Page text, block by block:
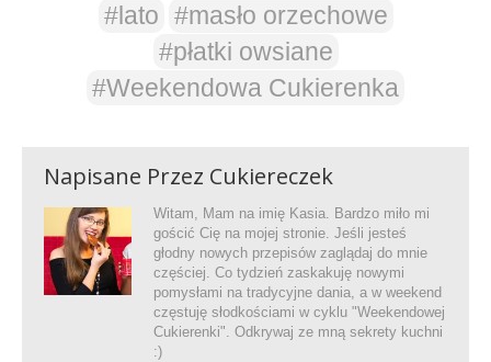
#lato #masło orzechowe
#płatki owsiane
#Weekendowa Cukierenka
Napisane Przez Cukiereczek
Witam, Mam na imię Kasia. Bardzo miło mi
gościć Cię na mojej stronie. Jeśli jesteś
głodny nowych przepisów zaglądaj do mnie
częściej. Co tydzień zaskakuję nowymi
pomysłami na tradycyjne dania, a w weekend
częstuję słodkościami w cyklu "Weekendowej
Cukierenki". Odkrywaj ze mną sekrety kuchni
:)